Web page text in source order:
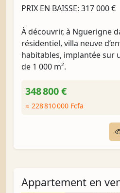
PRIX EN BAISSE: 317 000 €
À découvrir, à Nguerigne
résidentiel, villa neuve
habitables, implantée sur
de 1 000 m².
348 800 €
≈ 228 810 000 Fcfa
Appartement en